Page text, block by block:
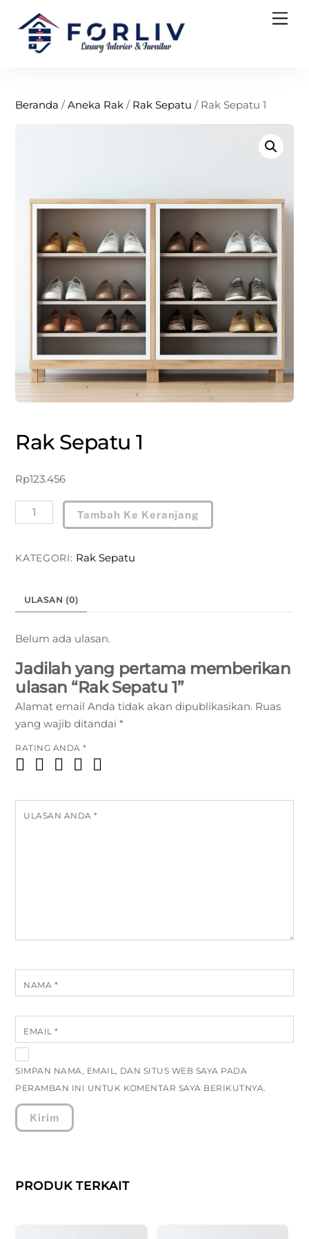
content
Beranda /Aneka Rak / Rak Sepatu / Rak Sepatu 1
Rak Sepatu 1
Rp123.456
Kuantitas
Rak
1
Tambah Ke Keranjang
KATEGORI: Rak Sepatu
ULASAN (0)
Belum ada ulasan.
Jadilah yang pertama memberikan
ulasan “Rak Sepatu 1”
Alamat email Anda tidak akan dipublikasikan. Ruas
yang wajib ditandai*
RATING ANDA*
ULASAN ANDA*
NAMA *
EMAIL*
SIMPAN NAMA, EMAIL, DAN SITUS WEB SAYA PADA
PERAMBAN INI UNTUK KOMENTAR SAYA BERIKUTNYA.
PRODUK TERKAIT